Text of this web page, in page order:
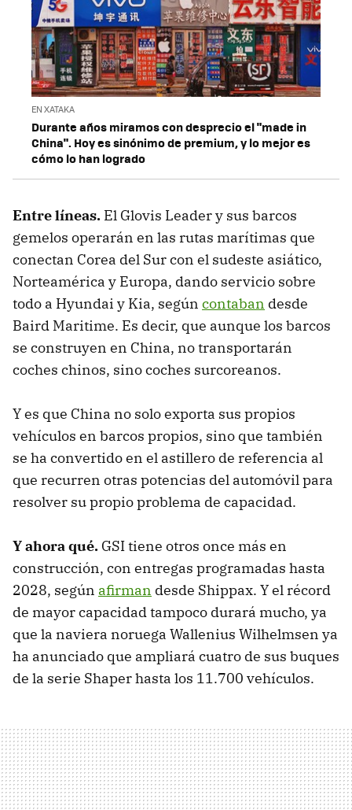
EN XATAKA
Durante años miramos con desprecio el "made in
China". Hoy es sinónimo de premium, y lo mejor es
cómo lo han logrado
Entre líneas. El Glovis Leader y sus barcos
gemelos operarán en las rutas marítimas que
conectan Corea del Sur con el sudeste asiático,
Norteamérica y Europa, dando servicio sobre
todo a Hyundai y Kia, según contaban desde
Baird Maritime. Es decir, que aunque los barcos
se construyen en China, no transportarán
coches chinos, sino coches surcoreanos.
Y es que China no solo exporta sus propios
vehículos en barcos propios, sino que también
se ha convertido en el astillero de referencia al
que recurren otras potencias del automóvil para
resolver su propio problema de capacidad.
Y ahora qué. GSI tiene otros once más en
construcción, con entregas programadas hasta
2028, según afirman desde Shippax. Y el récord
de mayor capacidad tampoco durará mucho, ya
que la naviera noruega Wallenius Wilhelmsen ya
ha anunciado que ampliará cuatro de sus buques
de la serie Shaper hasta los 11.700 vehículos.